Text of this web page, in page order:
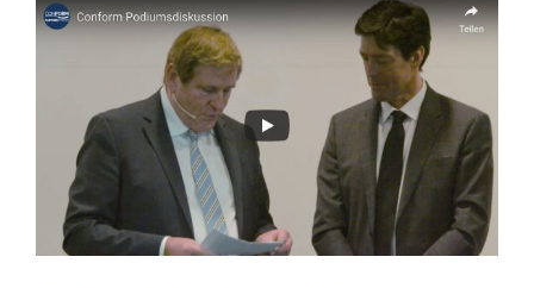
Podiumsdiskussion zum Thema
„Herzenssache Kunde in der
Badbranche“